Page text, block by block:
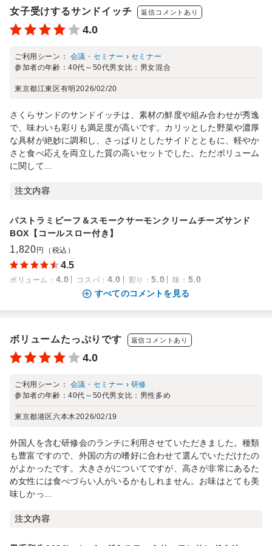
女子受けするサンドイッチ 返信コメントあり
4.0
ご利用シーン： 会議・セミナー › セミナー
参加者の年齢：40代～50代男女比： 男女混合
東京都江東区有明 2026/02/20
さくらサンドのサンドイッチは、素材の鮮度や組み合わせが秀逸
で、味わいも彩りも満足度が高いです。カリッとした野菜や濃厚
な具材が絶妙に調和し、さっぱりとしたサイドとともに、軽やか
さと食べ応えを両立した質の高いセットでした。ただボリューム
に関して...
注文内容
パストラミビーフ＆スモークサーモンクリームチーズサンド
BOX【コールスロー付き】
1,820 円（税込）
4.5
ボリューム ： 4.0 コスパ ： 4.0 彩り ：5.0 味 ： 5.0
すべてのコメントを見る
ボリュームたっぷりです 返信コメントあり
4.0
ご利用シーン： 会議・セミナー › 研修
参加者の年齢：40代～50代男女比： 男性多め
東京都港区六本木2026/02/19
外国人を含む研修会のランチに利用させていただきました。種類
も豊富ですので、外国の方の嗜好に合わせて選んでいただけたの
がよかったです。大きさがについてですが、高さが非常にあるた
め女性には食べづらい人がいるかもしれません。お味はとても美
味しかっ...
注文内容